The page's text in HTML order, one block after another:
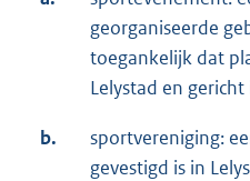
georganiseerde
toegankelijk dat
Lelystad en
b.
sportvereniging:
gevestigd is in